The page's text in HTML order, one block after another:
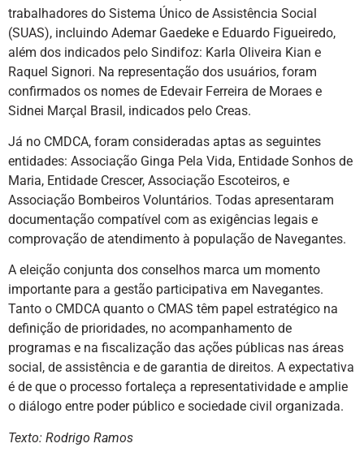
trabalhadores do Sistema Único de Assistência Social
(SUAS), incluindo Ademar Gaedeke e Eduardo Figueiredo,
além dos indicados pelo Sindifoz: Karla Oliveira Kian e
Raquel Signori. Na representação dos usuários, foram
confirmados os nomes de Edevair Ferreira de Moraes e
Sidnei Marçal Brasil, indicados pelo Creas.
Já no CMDCA, foram consideradas aptas as seguintes
entidades: Associação Ginga Pela Vida, Entidade Sonhos de
Maria, Entidade Crescer, Associação Escoteiros, e
Associação Bombeiros Voluntários. Todas apresentaram
documentação compatível com as exigências legais e
comprovação de atendimento à população de Navegantes.
A eleição conjunta dos conselhos marca um momento
importante para a gestão participativa em Navegantes.
Tanto o CMDCA quanto o CMAS têm papel estratégico na
definição de prioridades, no acompanhamento de
programas e na fiscalização das ações públicas nas áreas
social, de assistência e de garantia de direitos. A expectativa
é de que o processo fortaleça a representatividade e amplie
o diálogo entre poder público e sociedade civil organizada.
Texto: Rodrigo Ramos